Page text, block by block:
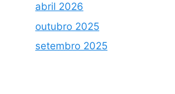
abril 2026
outubro 2025
setembro 2025